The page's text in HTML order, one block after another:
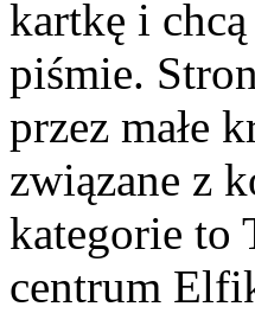
kartkę i
piśmie.
przez małe
związane z
kategorie to
centrum